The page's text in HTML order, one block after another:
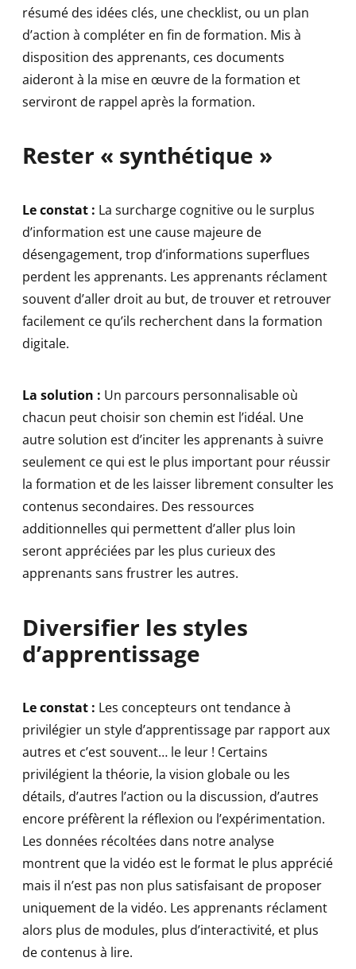
résumé des idées clés, une checklist, ou un plan
d’action à compléter en fin de formation. Mis à
disposition des apprenants, ces documents
aideront à la mise en œuvre de la formation et
serviront de rappel après la formation.
Rester « synthétique »
Le constat : La surcharge cognitive ou le surplus
d’information est une cause majeure de
désengagement, trop d’informations superflues
perdent les apprenants. Les apprenants réclament
souvent d’aller droit au but, de trouver et retrouver
facilement ce qu’ils recherchent dans la formation
digitale.
La solution : Un parcours personnalisable où
chacun peut choisir son chemin est l’idéal. Une
autre solution est d’inciter les apprenants à suivre
seulement ce qui est le plus important pour réussir
la formation et de les laisser librement consulter les
contenus secondaires. Des ressources
additionnelles qui permettent d’aller plus loin
seront appréciées par les plus curieux des
apprenants sans frustrer les autres.
Diversifier les styles
d’apprentissage
Le constat : Les concepteurs ont tendance à
privilégier un style d’apprentissage par rapport aux
autres et c’est souvent… le leur ! Certains
privilégient la théorie, la vision globale ou les
détails, d’autres l’action ou la discussion, d’autres
encore préfèrent la réflexion ou l’expérimentation.
Les données récoltées dans notre analyse
montrent que la vidéo est le format le plus apprécié
mais il n’est pas non plus satisfaisant de proposer
uniquement de la vidéo. Les apprenants réclament
alors plus de modules, plus d’interactivité, et plus
de contenus à lire.